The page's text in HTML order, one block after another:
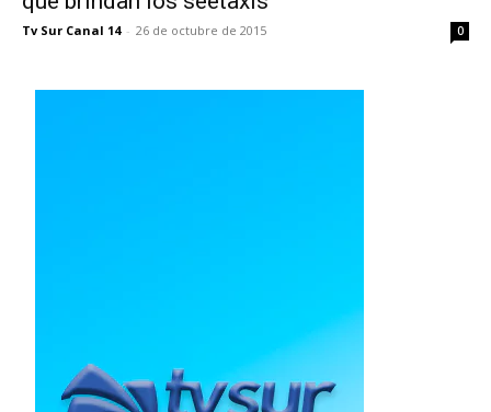
Tv Sur Canal 14 - 26 de octubre de 2015 0